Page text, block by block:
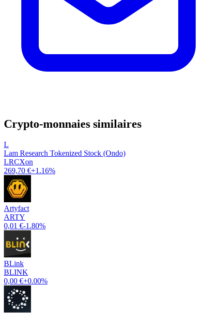
Crypto-monnaies similaires
L
Lam Research Tokenized Stock (Ondo)
LRCXon
269,70 €+1.16%
Artyfact
ARTY
0,01 €-1.80%
BLink
BLINK
0,00 €+0.00%